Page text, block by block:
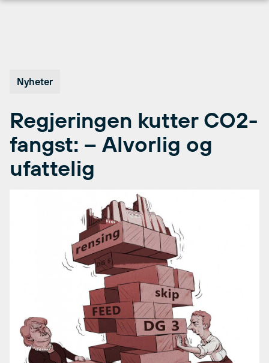
Nyheter
Regjeringen kutter CO2-
fangst: – Alvorlig og
ufattelig